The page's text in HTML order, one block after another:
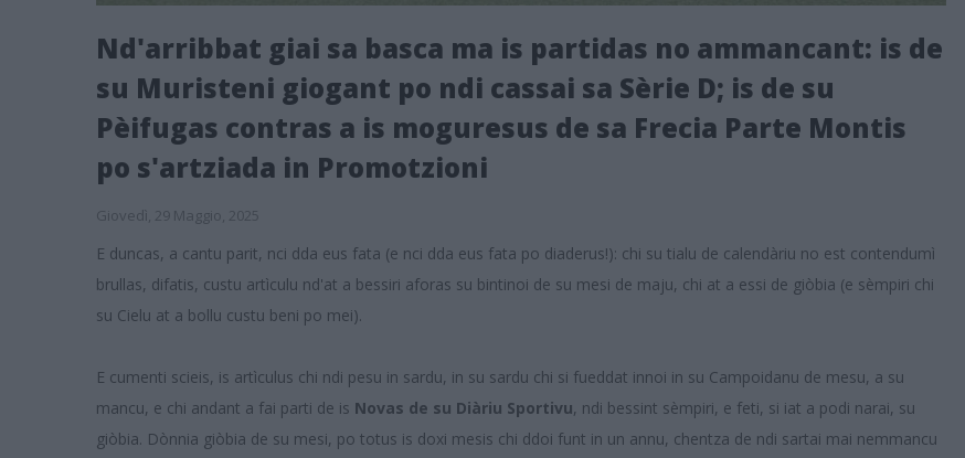
Nd'arribbat giai sa basca ma is partidas no ammancant: is de
su Muristeni giogant po ndi cassai sa Sèrie D; is de su
Pèifugas contras a is moguresus de sa Frecia Parte Montis
po s'artziada in Promotzioni
Giovedì, 29 Maggio, 2025
E duncas, a cantu parit, nci dda eus fata (e nci dda eus fata po diaderus!): chi su tialu de calendàriu no est contendumì
brullas, difatis, custu artìculu nd'at a bessiri aforas su bintinoi de su mesi de maju, chi at a essi de giòbia (e sèmpiri chi
su Cielu at a bollu custu beni po mei).
E cumenti scieis, is artìculus chi ndi pesu in sardu, in su sardu chi si fueddat innoi in su Campoidanu de mesu, a su
mancu, e chi andant a fai parti de is Novas de su Diàriu Sportivu, ndi bessint sèmpiri, e feti, si iat a podi narai, su
giòbia. Dònnia giòbia de su mesi, po totus is doxi mesis chi ddoi funt in un annu, chentza de ndi sartai mai nemmancu